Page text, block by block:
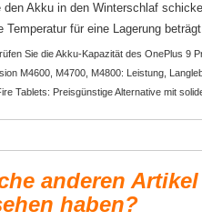
den Akku in den Winterschlaf
Temperatur für eine Lagerung
Sie die Akku-Kapazität des OnePlus 9
M4600, M4700, M4800: Leistung,
Tablets: Preisgünstige Alternative mit
anderen
haben?